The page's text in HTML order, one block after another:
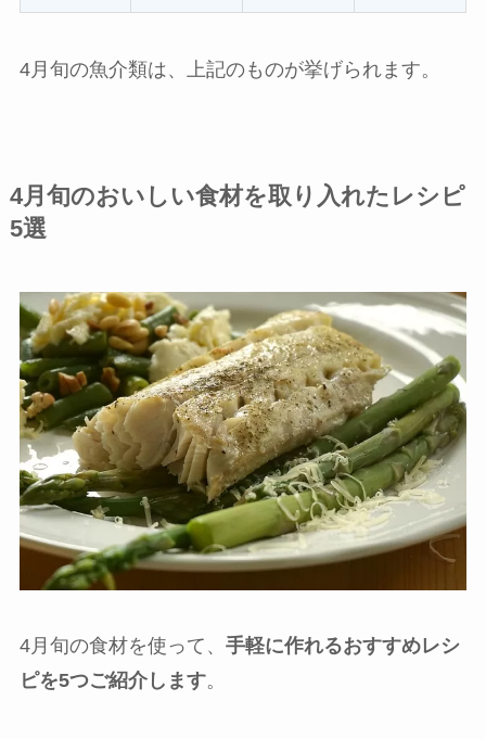
4月旬の魚介類は、上記のものが挙げられます。
4月旬のおいしい食材を取り入れたレシピ
5選
4月旬の食材を使って、 手軽に作れるおすすめレシ
ピを5つご紹介します。